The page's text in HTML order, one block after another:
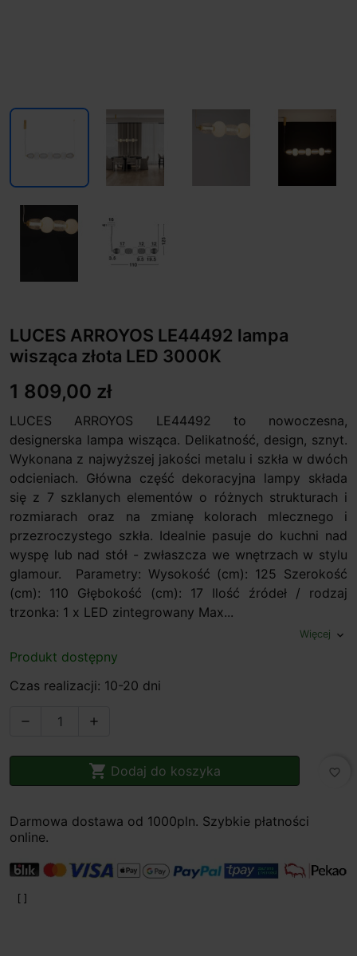
LUCES ARROYOS LE44492 lampa
wisząca złota LED 3000K
1 809,00 zł
LUCES ARROYOS LE44492 to nowoczesna,
designerska lampa wisząca. Delikatność, design, sznyt.
Wykonana z najwyższej jakości metalu i szkła w dwóch
odcieniach. Główna część dekoracyjna lampy składa
się z 7 szklanych elementów o różnych strukturach i
rozmiarach oraz na zmianę kolorach mlecznego i
przezroczystego szkła. Idealnie pasuje do kuchni nad
wyspę lub nad stół - zwłaszcza we wnętrzach w stylu
glamour. Parametry: Wysokość (cm): 125 Szerokość
(cm): 110 Głębokość (cm): 17 Ilość źródeł / rodzaj
trzonka: 1 x LED zintegrowany Max...
Więcej expand_more
Produkt dostępny
Czas realizacji: 10-20 dni
 
 Dodaj do koszyka favorite_border
Darmowa dostawa od 1000pln. Szybkie płatności
online.